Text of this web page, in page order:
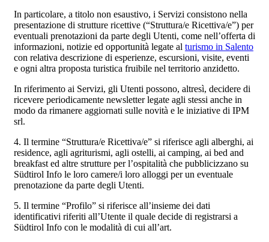
In particolare, a titolo non esaustivo, i Servizi consistono nella
presentazione di strutture ricettive (“Struttura/e Ricettiva/e”) per
eventuali prenotazioni da parte degli Utenti, come nell’offerta di
informazioni, notizie ed opportunità legate al turismo in Salento
con relativa descrizione di esperienze, escursioni, visite, eventi
e ogni altra proposta turistica fruibile nel territorio anzidetto.
In riferimento ai Servizi, gli Utenti possono, altresì, decidere di
ricevere periodicamente newsletter legate agli stessi anche in
modo da rimanere aggiornati sulle novità e le iniziative di IPM
srl.
4. Il termine “Struttura/e Ricettiva/e” si riferisce agli alberghi, ai
residence, agli agriturismi, agli ostelli, ai camping, ai bed and
breakfast ed altre strutture per l’ospitalità che pubblicizzano su
Südtirol Info le loro camere/i loro alloggi per un eventuale
prenotazione da parte degli Utenti.
5. Il termine “Profilo” si riferisce all’insieme dei dati
identificativi riferiti all’Utente il quale decide di registrarsi a
Südtirol Info con le modalità di cui all’art.